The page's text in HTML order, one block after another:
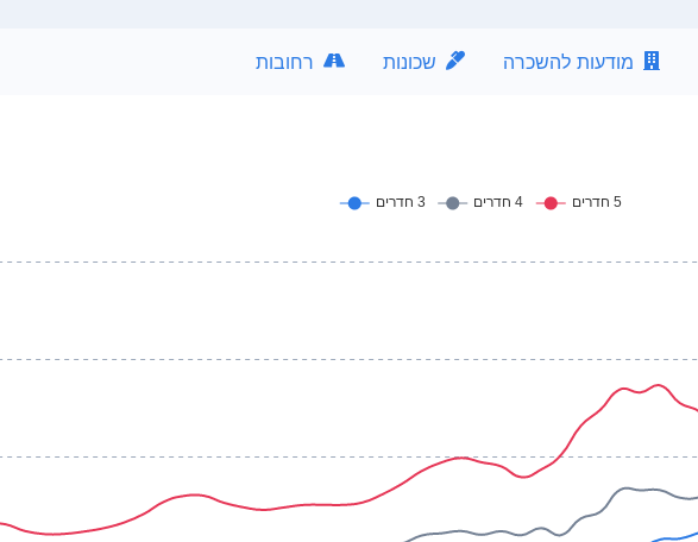
מודעות להשכרה שכונות רחובות